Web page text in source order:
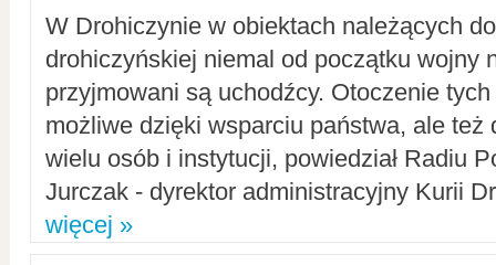
W Drohiczynie w obiektach należących
drohiczyńskiej niemal od początku wojny
przyjmowani są uchodźcy. Otoczenie
możliwe dzięki wsparciu państwa, ale też
wielu osób i instytucji, powiedział Radiu
Jurczak - dyrektor administracyjny Kurii
więcej »